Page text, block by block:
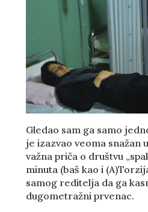
Gledao sam ga samo
je izazvao veoma snažan
važna priča o društvu
minuta (baš kao i
samog reditelja da ga
dugometražni prvenac.